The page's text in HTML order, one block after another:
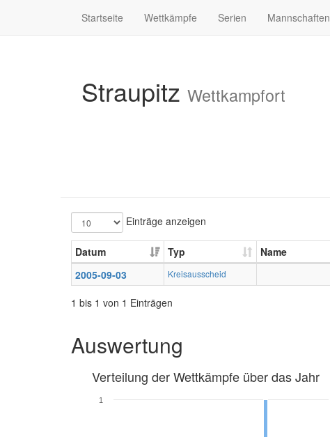
Startseite Wettkämpfe Serien Mannschaften
Straupitz Wettkampfort
Einträge anzeigen
Datum Typ Name
2005-09-03
Kreisausscheid
1 bis 1 von 1 Einträgen
Auswertung
Verteilung der Wettkämpfe über das Jahr
1